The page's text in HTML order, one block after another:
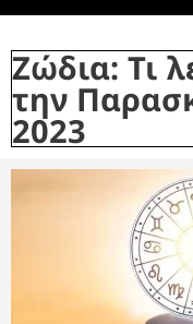
Ζώδια: Τι
την
2023